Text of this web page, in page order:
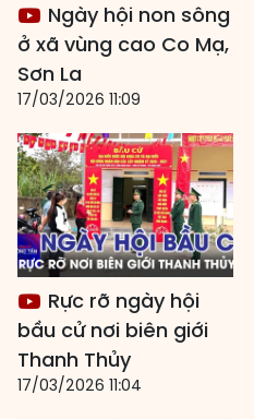
Ngày hội non sông
ở xã vùng cao Co Mạ,
Sơn La
17/03/2026 11:09
Rực rỡ ngày hội
bầu cử nơi biên giới
Thanh Thủy
17/03/2026 11:04